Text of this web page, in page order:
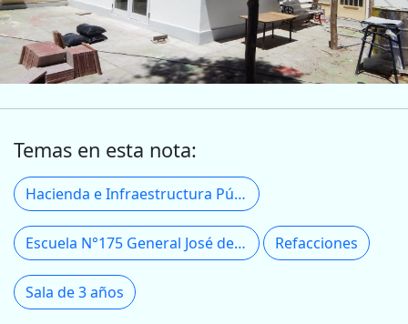
Temas en esta nota:
Hacienda e Infraestructura Pública
Escuela N°175 General José de San Martín Refacciones
Sala de 3 años